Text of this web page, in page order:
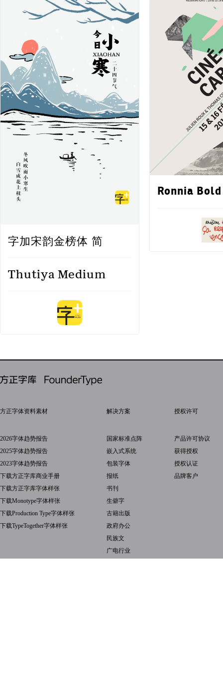
字加宋韵金榜体 简
Thutiya Medium
Ronnia Bold
方正字体资料素材
2026字体趋势报告
2025字体趋势报告
2023字体趋势报告
下载方正字库商业手册
下载方正字库字体样张
下载Monotype字体样张
下载Production Type字体样张
下载TypeTogether字体样张
解决方案
国家标准点阵
嵌入式系统
包装字体
报纸
书刊
生僻字
古籍出版
政府办公
民族文
广电行业
授权许可
产品许可协议
获得授权
授权认证
品牌客户